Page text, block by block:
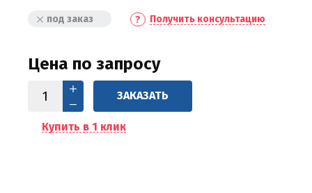
под заказ Получить консультацию
Цена по запросу
ЗАКАЗАТЬ
Купить в 1 клик